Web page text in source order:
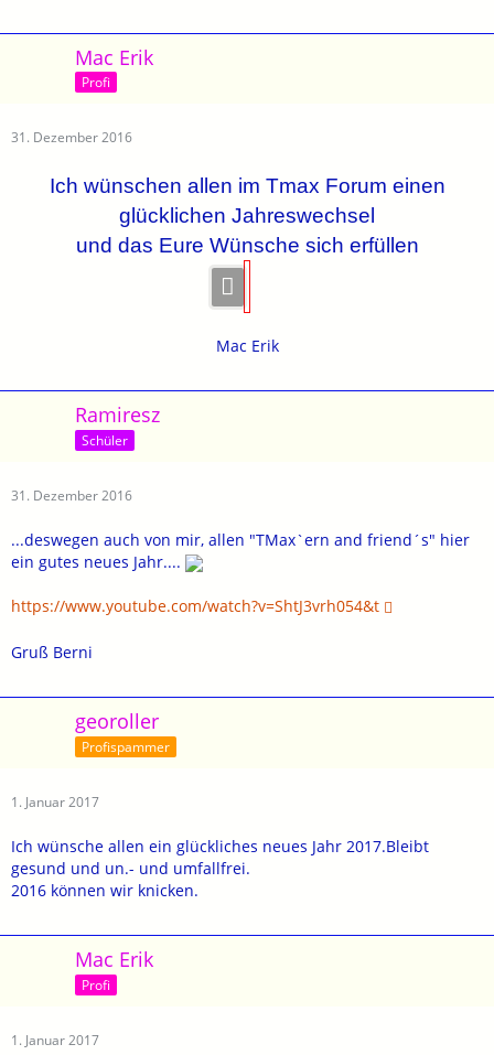
Mac Erik
Profi
31. Dezember 2016
Ich wünschen allen im Tmax Forum einen
glücklichen Jahreswechsel
und das Eure Wünsche sich erfüllen
Mac Erik
Ramiresz
Schüler
31. Dezember 2016
...deswegen auch von mir, allen "TMax`ern and friend´s" hier
ein gutes neues Jahr....
https://www.youtube.com/watch?v=ShtJ3vrh054&t
Gruß Berni
georoller
Profispammer
1. Januar 2017
Ich wünsche allen ein glückliches neues Jahr 2017.Bleibt
gesund und un.- und umfallfrei.
2016 können wir knicken.
Mac Erik
Profi
1. Januar 2017